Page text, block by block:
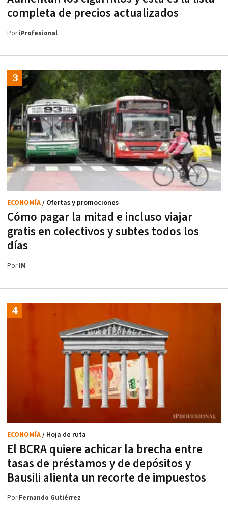
completa de precios actualizados
PoriProfesional
Cómo pagar la mitad e incluso viajar
gratis en colectivos y subtes todos los
días
ECONOMÍA/ Ofertas y promociones
PorIM
El BCRA quiere achicar la brecha entre
tasas de préstamos y de depósitos y
Bausili alienta un recorte de impuestos
ECONOMÍA/ Hoja de ruta
PorFernando Gutiérrez